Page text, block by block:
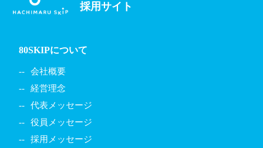
採用サイト
80SKIPについて
会社概要
経営理念
代表メッセージ
役員メッセージ
採用メッセージ